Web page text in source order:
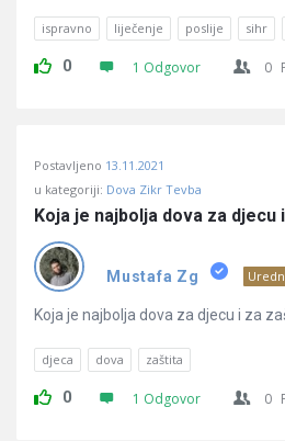
ispravno liječenje poslije sihr
0 1 Odgovor 0
Postavljeno 13.11.2021
u kategoriji: Dova Zikr Tevba
Koja je najbolja dova za djecu
Mustafa Zg
Koja je najbolja dova za djecu i za
djeca dova zaštita
0 1 Odgovor 0